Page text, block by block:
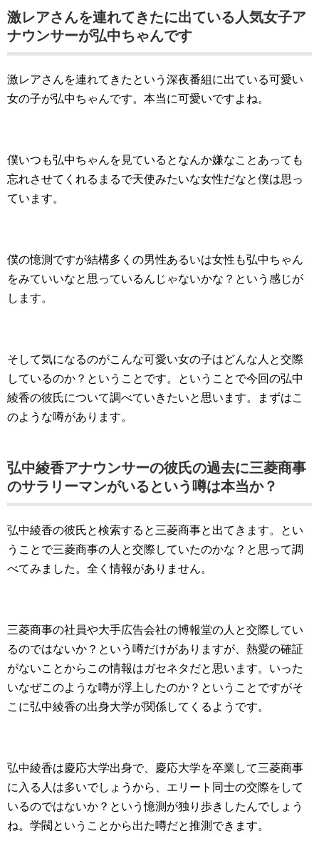
激レアさんを連れてきたに出ている人気女子ア
ナウンサーが弘中ちゃんです
激レアさんを連れてきたという深夜番組に出ている可愛い
女の子が弘中ちゃんです。本当に可愛いですよね。
僕いつも弘中ちゃんを見ているとなんか嫌なことあっても
忘れさせてくれるまるで天使みたいな女性だなと僕は思っ
ています。
僕の憶測ですが結構多くの男性あるいは女性も弘中ちゃん
をみていいなと思っているんじゃないかな？という感じが
します。
そして気になるのがこんな可愛い女の子はどんな人と交際
しているのか？ということです。ということで今回の弘中
綾香の彼氏について調べていきたいと思います。まずはこ
のような噂があります。
弘中綾香アナウンサーの彼氏の過去に三菱商事
のサラリーマンがいるという噂は本当か？
弘中綾香の彼氏と検索すると三菱商事と出てきます。とい
うことで三菱商事の人と交際していたのかな？と思って調
べてみました。全く情報がありません。
三菱商事の社員や大手広告会社の博報堂の人と交際してい
るのではないか？という噂だけがありますが、熱愛の確証
がないことからこの情報はガセネタだと思います。いった
いなぜこのような噂が浮上したのか？ということですがそ
こに弘中綾香の出身大学が関係してくるようです。
弘中綾香は慶応大学出身で、慶応大学を卒業して三菱商事
に入る人は多いでしょうから、エリート同士の交際をして
いるのではないか？という憶測が独り歩きしたんでしょう
ね。学閥ということから出た噂だと推測できます。